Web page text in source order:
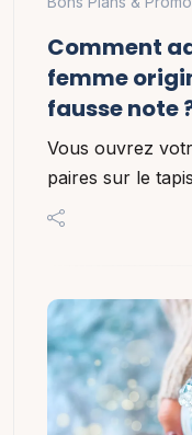
Comment
femme
fausse note
Vous ouvrez
paires sur le